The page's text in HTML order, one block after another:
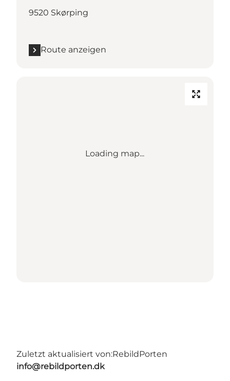
9520 Skørping
Route anzeigen
Loading map...
Zuletzt aktualisiert von:RebildPorten
info@rebildporten.dk